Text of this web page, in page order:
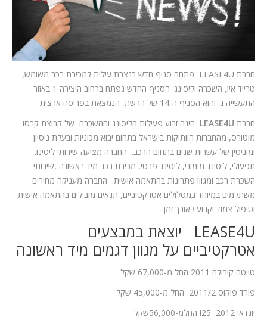
חברת LEASE4U פתחה סניף חדש בנצרת עילית למכירת רכב משומש,
טרייד אין, השכרה וליסינג. הסניף החדש נפתח ברחוב היצירה 1 באזור
התעשייה ג' והוא הסניף ה-14 של הרשת, הנמצאת בפריסה ארצית.
חברת LEASE4U הינה זרוע פעילות הליסינג וההשכרה של קבוצת קרסו
מוטורס, מהחברות הוותיקות בישראל בתחום יבוא מכוניות ובעלת ניסיון
ומוניטין של עשרות שנים בתחום הרכב. החברה מציעה שירותי ליסינג
תפעולי, ליסינג מימוני, ליסינג פרטי, מכירת רכב מיד ראשונה ,שירותי
השכרת רכב ומגוון פתרונות בהתאמה אישית. החברה מעניקה מחירים
משתלמים במיוחד במסלולים אטרקטיביים, תנאים מובילים בהתאמה אישית
וטיפול צמוד וקבוע לאורך זמן.
LEASE4U יוצאת במבצעים
אטרקטיביים על מגוון דגמים מיד ראשונה
טיוטה קורולה 2011 החל מ-67,000 שקל
פורד פוקוס 2011/2 החל מ-45,000 שקל
יונדאי i25 2012 החלמ-56,000שקל